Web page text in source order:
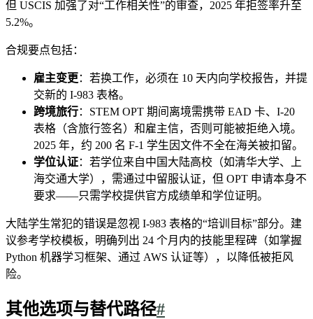
但 USCIS 加强了对“工作相关性”的审查，2025 年拒签率升至
5.2%。
合规要点包括：
雇主变更 ：若换工作，必须在 10 天内向学校报告，并提
交新的 I-983 表格。
跨境旅行：STEM OPT 期间离境需携带 EAD 卡、I-20
表格（含旅行签名）和雇主信，否则可能被拒绝入境。
2025 年，约 200 名 F-1 学生因文件不全在海关被扣留。
学位认证：若学位来自中国大陆高校（如清华大学、上
海交通大学），需通过中留服认证，但 OPT 申请本身不
要求——只需学校提供官方成绩单和学位证明。
大陆学生常犯的错误是忽视 I-983 表格的“培训目标”部分。建
议参考学校模板，明确列出 24 个月内的技能里程碑（如掌握
Python 机器学习框架、通过 AWS 认证等），以降低被拒风
险。
其他选项与替代路径#